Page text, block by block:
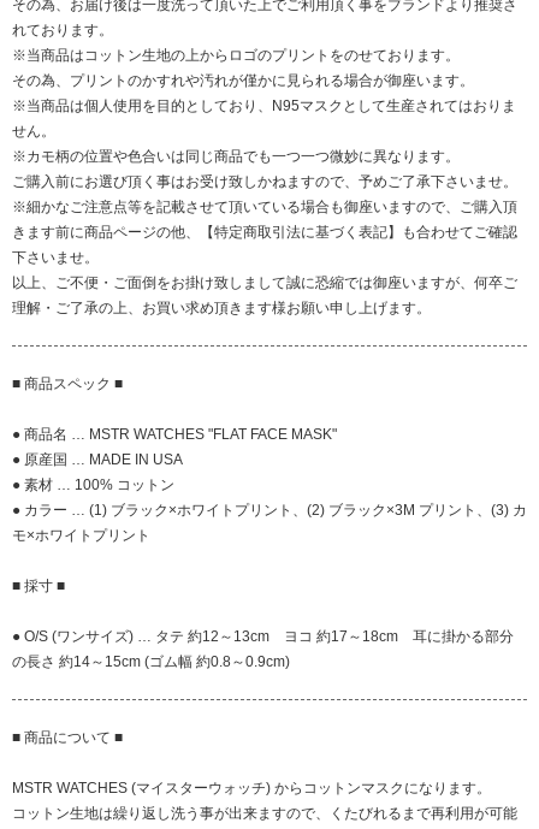
その為、お届け後は一度洗って頂いた上でご利用頂く事をブランドより推奨さ
れております。
※当商品はコットン生地の上からロゴのプリントをのせております。
その為、プリントのかすれや汚れが僅かに見られる場合が御座います。
※当商品は個人使用を目的としており、N95マスクとして生産されてはおりま
せん。
※カモ柄の位置や色合いは同じ商品でも一つ一つ微妙に異なります。
ご購入前にお選び頂く事はお受け致しかねますので、予めご了承下さいませ。
※細かなご注意点等を記載させて頂いている場合も御座いますので、ご購入頂
きます前に商品ページの他、【特定商取引法に基づく表記】も合わせてご確認
下さいませ。
以上、ご不便・ご面倒をお掛け致しまして誠に恐縮では御座いますが、何卒ご
理解・ご了承の上、お買い求め頂きます様お願い申し上げます。
■ 商品スペック ■
● 商品名 … MSTR WATCHES "FLAT FACE MASK"
● 原産国 … MADE IN USA
● 素材 … 100% コットン
● カラー … (1) ブラック×ホワイトプリント、(2) ブラック×3M プリント、(3) カ
モ×ホワイトプリント
■ 採寸 ■
● O/S (ワンサイズ) … タテ 約12～13cm ヨコ 約17～18cm 耳に掛かる部分
の長さ 約14～15cm (ゴム幅 約0.8～0.9cm)
■ 商品について ■
MSTR WATCHES (マイスターウォッチ) からコットンマスクになります。
コットン生地は繰り返し洗う事が出来ますので、くたびれるまで再利用が可能